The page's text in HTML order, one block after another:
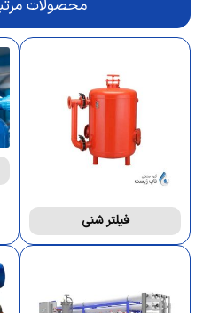
محصولات
فیلتر شنی